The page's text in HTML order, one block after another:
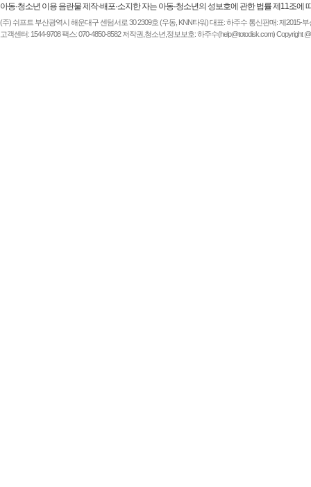
아동·청소년 이용 음란물 제작·배포·소지한 자는 아동·청소년의 성보호에 관한 법률 제11조에
(주) 쉬프트 부산광역시 해운대구 센텀서로 30 2309호 (우동, KNN타워) 대표: 하주수 통신판매: 제2015-
고객센터: 1544-9708 팩스: 070-4850-8582 저작권,청소년,정보보호: 하주수(help@totodisk.com) Copyright